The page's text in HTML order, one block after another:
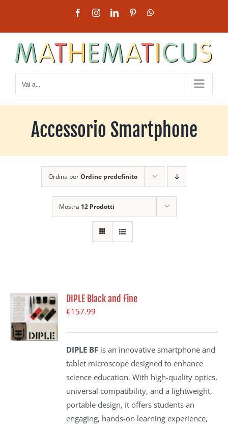
contenuto
FacebookInstagramLinkedInPinterest
Vai a...
Accessorio Smartphone
Ordina perOrdine predefinito
Mostra 12 Prodotti
DIPLE Black and Fine
€157.99
DIPLE BF is an innovative smartphone and
tablet microscope designed to enhance
science education. With high-quality optics,
universal compatibility, and a lightweight,
portable design, it offers students an
engaging, hands-on learning experience,